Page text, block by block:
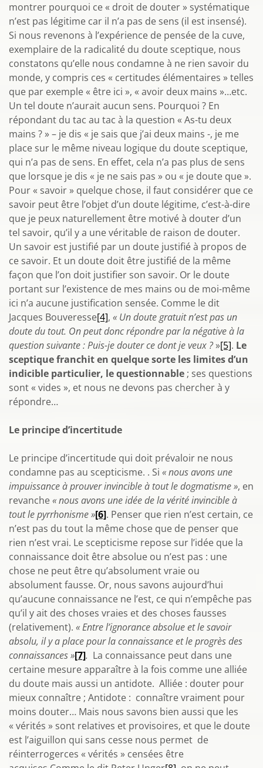
montrer pourquoi ce « droit de douter » systématique
n’est pas légitime car il n’a pas de sens (il est insensé).
Si nous revenons à l’expérience de pensée de la cuve,
exemplaire de la radicalité du doute sceptique, nous
constatons qu’elle nous condamne à ne rien savoir du
monde, y compris ces « certitudes élémentaires » telles
que par exemple « être ici », « avoir deux mains »…etc.
Un tel doute n’aurait aucun sens. Pourquoi ? En
répondant du tac au tac à la question « As-tu deux
mains ? » – je dis « je sais que j’ai deux mains -, je me
place sur le même niveau logique du doute sceptique,
qui n’a pas de sens. En effet, cela n’a pas plus de sens
que lorsque je dis « je ne sais pas » ou « je doute que ».
Pour « savoir » quelque chose, il faut considérer que ce
savoir peut être l’objet d’un doute légitime, c’est-à-dire
que je peux naturellement être motivé à douter d’un
tel savoir, qu’il y a une véritable de raison de douter.
Un savoir est justifié par un doute justifié à propos de
ce savoir. Et un doute doit être justifié de la même
façon que l’on doit justifier son savoir. Or le doute
portant sur l’existence de mes mains ou de moi-même
ici n’a aucune justification sensée. Comme le dit
Jacques Bouveresse[4], « Un doute gratuit n’est pas un
doute du tout. On peut donc répondre par la négative à la
question suivante : Puis-je douter ce dont je veux ?»[5]. Le
sceptique franchit en quelque sorte les limites d’un
indicible particulier, le questionnable ; ses questions
sont « vides », et nous ne devons pas chercher à y
répondre…
Le principe d’incertitude
Le principe d’incertitude qui doit prévaloir ne nous
condamne pas au scepticisme. . Si « nous avons une
impuissance à prouver invincible à tout le dogmatisme », en
revanche« nous avons une idée de la vérité invincible à
tout le pyrrhonisme »[6]. Penser que rien n’est certain, ce
n’est pas du tout la même chose que de penser que
rien n’est vrai. Le scepticisme repose sur l’idée que la
connaissance doit être absolue ou n’est pas : une
chose ne peut être qu’absolument vraie ou
absolument fausse. Or, nous savons aujourd’hui
qu’aucune connaissance ne l’est, ce qui n’empêche pas
qu’il y ait des choses vraies et des choses fausses
(relativement). « Entre l’ignorance absolue et le savoir
absolu, il y a place pour la connaissance et le progrès des
connaissances »[7]. La connaissance peut dans une
certaine mesure apparaître à la fois comme une alliée
du doute mais aussi un antidote. Alliée : douter pour
mieux connaître ; Antidote : connaître vraiment pour
moins douter… Mais nous savons bien aussi que les
« vérités » sont relatives et provisoires, et que le doute
est l’aiguillon qui sans cesse nous permet de
réinterrogerces « vérités » censées être